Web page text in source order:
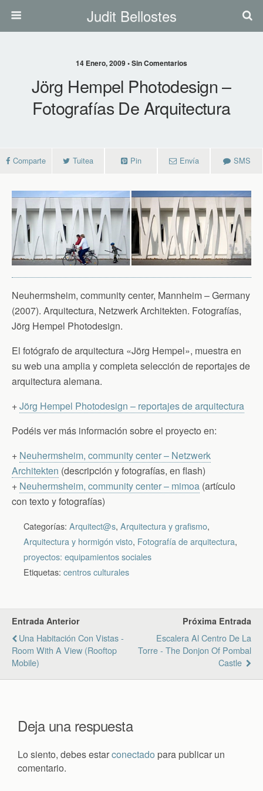
Judit Bellostes
14 Enero, 2009 • Sin Comentarios
Jörg Hempel Photodesign –
Fotografías De Arquitectura
Comparte Tuitea Pin Envía SMS
Neuhermsheim, community center, Mannheim – Germany
(2007). Arquitectura, Netzwerk Architekten. Fotografías,
Jörg Hempel Photodesign.
El fotógrafo de arquitectura «Jörg Hempel», muestra en
su web una amplia y completa selección de reportajes de
arquitectura alemana.
+Jörg Hempel Photodesign – reportajes de arquitectura
Podéis ver más información sobre el proyecto en:
+ Neuhermsheim, community center – Netzwerk
Architekten (descripción y fotografías, en flash)
+ Neuhermsheim, community center – mimoa (artículo
con texto y fotografías)
Categorías: Arquitect@s, Arquitectura y grafismo,
Arquitectura y hormigón visto, Fotografía de arquitectura,
proyectos: equipamientos sociales
Etiquetas: centros culturales
Entrada Anterior
Una Habitación Con Vistas -
Room With A View (rooftop
Mobile)
Próxima Entrada
Escalera Al Centro De La
Torre - The Donjon Of Pombal
Castle
Deja una respuesta
Lo siento, debes estarconectado para publicar un
comentario.